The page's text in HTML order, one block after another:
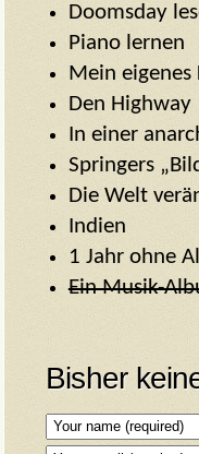
Doomsday
Piano lernen
Mein eigenes
Den
In einer
Springers
Die Welt
Indien
1 Jahr ohne
Ein Musik-
Bisher